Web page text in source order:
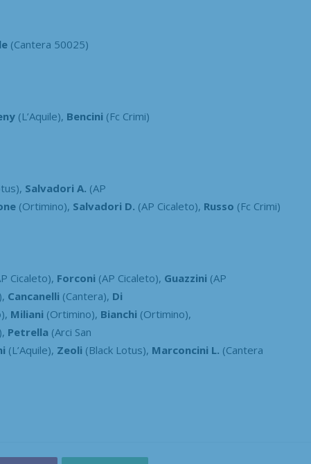
(Cantera 50025)
(L’Aquile), Bencini (Fc Crimi)
Salvadori A. (AP
(Ortimino), Salvadori D. (AP Cicaleto), Russo (Fc Crimi)
Cicaleto), Forconi (AP Cicaleto), Guazzini (AP
Cancanelli (Cantera), Di
Miliani (Ortimino), Bianchi (Ortimino),
Petrella (Arci San
(L’Aquile), Zeoli (Black Lotus), Marconcini L. (Cantera